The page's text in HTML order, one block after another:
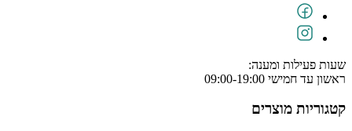
שעות פעילות ומענה:
ראשון עד חמישי 09:00-19:00
קטגוריות מוצרים